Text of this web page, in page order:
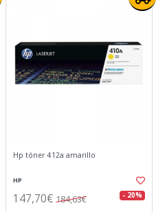
Hp tóner 412a amarillo
HP
147,70€ 184,63€ - 20%